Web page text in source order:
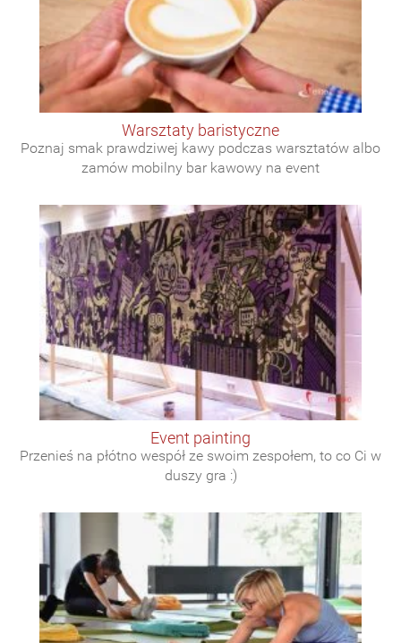
warsztaty baristyczne
Poznaj smak prawdziwej kawy podczas warsztatów albo
zamów mobilny bar kawowy na event
event painting
Przenieś na płótno wespół ze swoim zespołem, to co Ci w
duszy gra :)